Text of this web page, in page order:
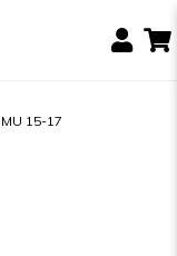
15-17